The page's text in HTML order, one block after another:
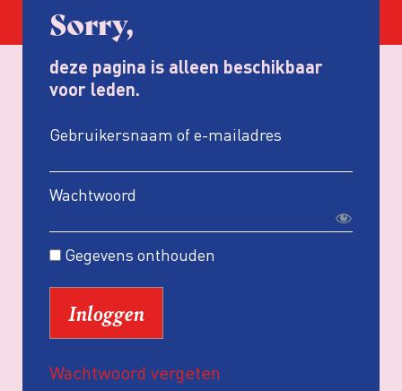
Sorry,
deze pagina is alleen beschikbaar
voor leden.
Gebruikersnaam of e-mailadres
Wachtwoord
Gegevens onthouden
Wachtwoord vergeten